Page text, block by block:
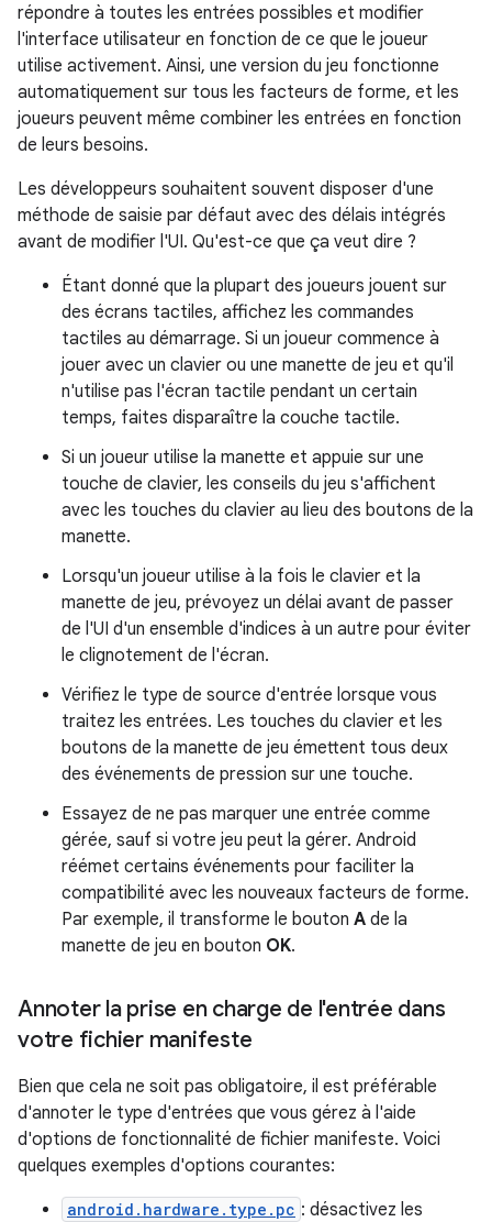
répondre à toutes les entrées possibles et modifier
l'interface utilisateur en fonction de ce que le joueur
utilise activement. Ainsi, une version du jeu fonctionne
automatiquement sur tous les facteurs de forme, et les
joueurs peuvent même combiner les entrées en fonction
de leurs besoins.
Les développeurs souhaitent souvent disposer d'une
méthode de saisie par défaut avec des délais intégrés
avant de modifier l'UI. Qu'est-ce que ça veut dire ?
Étant donné que la plupart des joueurs jouent sur
des écrans tactiles, affichez les commandes
tactiles au démarrage. Si un joueur commence à
jouer avec un clavier ou une manette de jeu et qu'il
n'utilise pas l'écran tactile pendant un certain
temps, faites disparaître la couche tactile.
Si un joueur utilise la manette et appuie sur une
touche de clavier, les conseils du jeu s'affichent
avec les touches du clavier au lieu des boutons de la
manette.
Lorsqu'un joueur utilise à la fois le clavier et la
manette de jeu, prévoyez un délai avant de passer
de l'UI d'un ensemble d'indices à un autre pour éviter
le clignotement de l'écran.
Vérifiez le type de source d'entrée lorsque vous
traitez les entrées. Les touches du clavier et les
boutons de la manette de jeu émettent tous deux
des événements de pression sur une touche.
Essayez de ne pas marquer une entrée comme
gérée, sauf si votre jeu peut la gérer. Android
réémet certains événements pour faciliter la
compatibilité avec les nouveaux facteurs de forme.
Par exemple, il transforme le bouton A de la
manette de jeu en bouton OK.
Annoter la prise en charge de l'entrée dans
votre fichier manifeste
Bien que cela ne soit pas obligatoire, il est préférable
d'annoter le type d'entrées que vous gérez à l'aide
d'options de fonctionnalité de fichier manifeste. Voici
quelques exemples d'options courantes:
android.hardware.type.pc : désactivez les